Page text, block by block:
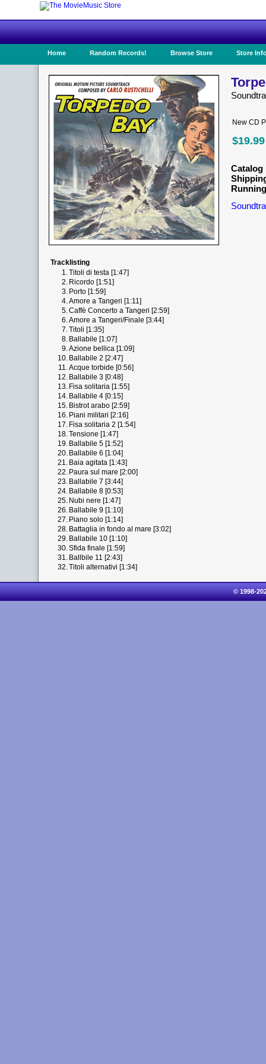
Home Random Records! Browse Store Store
New CD
$19.99
Catalog
Tracklisting
1.Titoli di testa [1:47]
2. Ricordo [1:51]
3. Porto [1:59]
4.Amore a Tangeri [1:11]
5.Caffè Concerto a Tangeri [2:59]
6.Amore a Tangeri/Finale [3:44]
7.Titoli [1:35]
8. Ballabile [1:07]
9.Azione bellica [1:09]
10. Ballabile 2 [2:47]
11.Acque torbide [0:56]
12. Ballabile 3 [0:48]
13. Fisa solitaria [1:55]
14. Ballabile 4 [0:15]
15. Bistrot arabo [2:59]
16. Piani militari [2:16]
17. Fisa solitaria 2 [1:54]
18.Tensione [1:47]
19. Ballabile 5 [1:52]
20. Ballabile 6 [1:04]
21. Baia agitata [1:43]
22. Paura sul mare [2:00]
23. Ballabile 7 [3:44]
24. Ballabile 8 [0:53]
25. Nubi nere [1:47]
26. Ballabile 9 [1:10]
27. Piano solo [1:14]
28. Battaglia in fondo al mare [3:02]
29. Ballabile 10 [1:10]
30.Sfida finale [1:59]
31. Ballbile 11 [2:43]
32.Titoli alternativi [1:34]
© 1998-